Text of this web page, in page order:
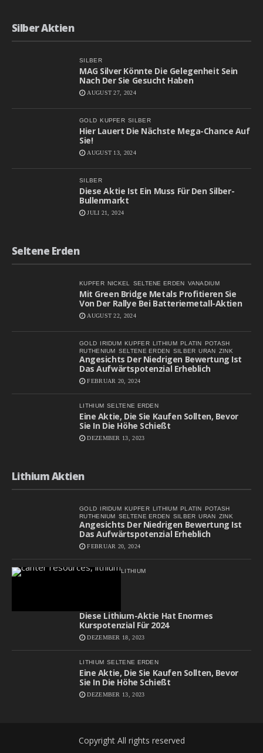
Silber Aktien
SILBER
MAG Silver Könnte Die Gelegenheit Sein
Nach Der Sie Gesucht Haben
AUGUST 27, 2024
GOLD KUPFER SILBER
Hier Lauert Die Nächste Mega-Chance Auf
Sie!
AUGUST 13, 2024
SILBER
Diese Aktie Ist Ein Muss Für Den Silber-
Bullenmarkt
JULI 21, 2024
Seltene Erden
KUPFER NICKEL SELTENE ERDEN VANADIUM
Mit Green Bridge Metals Profitieren Sie
Von Der Rallye Bei Batteriemetall-Aktien
AUGUST 22, 2024
GOLD IRIDUM KUPFER LITHIUM PLATIN
POTASH
RUTHENIUM
SELTENE ERDEN SILBER URAN ZINK
Angesichts Der Niedrigen Bewertung Ist
Das Aufwärtspotenzial Erheblich
FEBRUAR 20, 2024
LITHIUM SELTENE ERDEN
Eine Aktie, Die Sie Kaufen Sollten, Bevor
Sie In Die Höhe Schießt
DEZEMBER 13, 2023
Lithium Aktien
GOLD IRIDUM KUPFER LITHIUM PLATIN
POTASH
RUTHENIUM
SELTENE ERDEN SILBER URAN ZINK
Angesichts Der Niedrigen Bewertung Ist
Das Aufwärtspotenzial Erheblich
FEBRUAR 20, 2024
LITHIUM
Diese Lithium-Aktie Hat Enormes
Kurspotenzial Für 2024
DEZEMBER 18, 2023
LITHIUM SELTENE ERDEN
Eine Aktie, Die Sie Kaufen Sollten, Bevor
Sie In Die Höhe Schießt
DEZEMBER 13, 2023
Copyright All rights reserved